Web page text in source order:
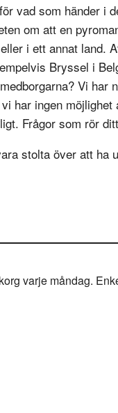
vad som händer i
om att en
i ett annat land.
Bryssel i
Vi har
har ingen
Frågor som rör
stolta över att ha
varje måndag.